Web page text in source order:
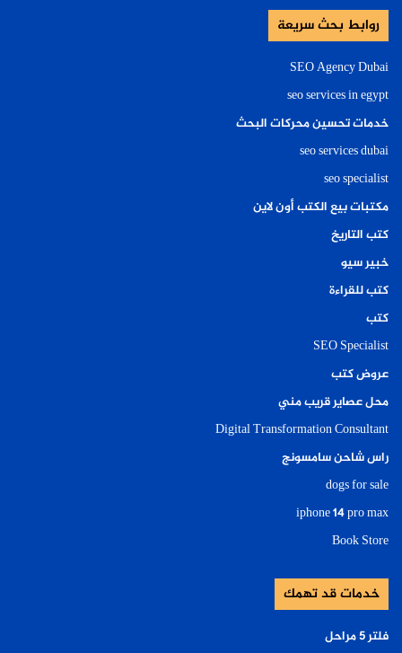
روابط بحث سريعة
SEO Agency Dubai
seo services in egypt
خدمات تحسين محركات البحث
seo services dubai
seo specialist
مكتبات بيع الكتب أون لاين
كتب التاريخ
خبير سيو
كتب للقراءة
كتب
SEO Specialist
عروض كتب
محل عصاير قريب مني
Digital Transformation Consultant
راس شاحن سامسونج
dogs for sale
iphone 14 pro max
Book Store
خدمات قد تهمك
فلتر ٥ مراحل